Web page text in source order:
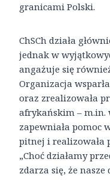
granicami Polski.
ChSCh działa
jednak w
angażuje się
Organizacja
oraz zrealizowała
afrykańskim – m.in.
zapewniała pomoc
pitnej i realizowała
„Choć działamy
zdarza się, że nasze